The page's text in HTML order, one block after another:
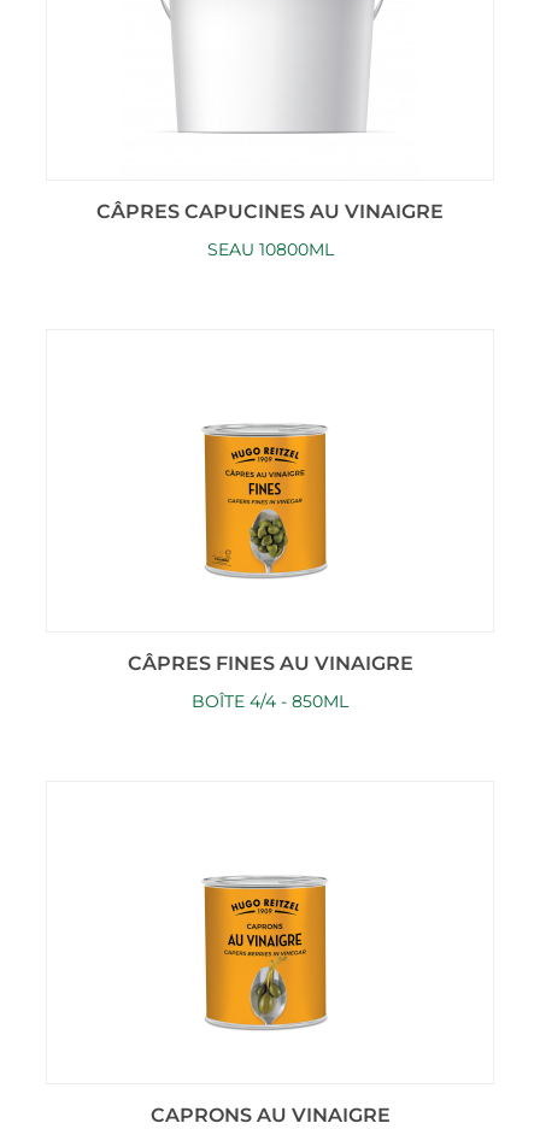
CÂPRES CAPUCINES AU VINAIGRE
SEAU 10800ML
CÂPRES FINES AU VINAIGRE
BOÎTE 4/4 - 850ML
CAPRONS AU VINAIGRE